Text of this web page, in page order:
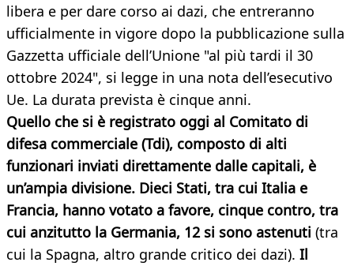
libera e per dare corso ai dazi, che entreranno
ufficialmente in vigore dopo la pubblicazione sulla
Gazzetta ufficiale dell’Unione "al più tardi il 30
ottobre 2024", si legge in una nota dell’esecutivo
Ue. La durata prevista è cinque anni.
Quello che si è registrato oggi al Comitato di
difesa commerciale (Tdi), composto di alti
funzionari inviati direttamente dalle capitali, è
un’ampia divisione. Dieci Stati, tra cui Italia e
Francia, hanno votato a favore, cinque contro, tra
cui anzitutto la Germania, 12 si sono astenuti (tra
cui la Spagna, altro grande critico dei dazi). Il